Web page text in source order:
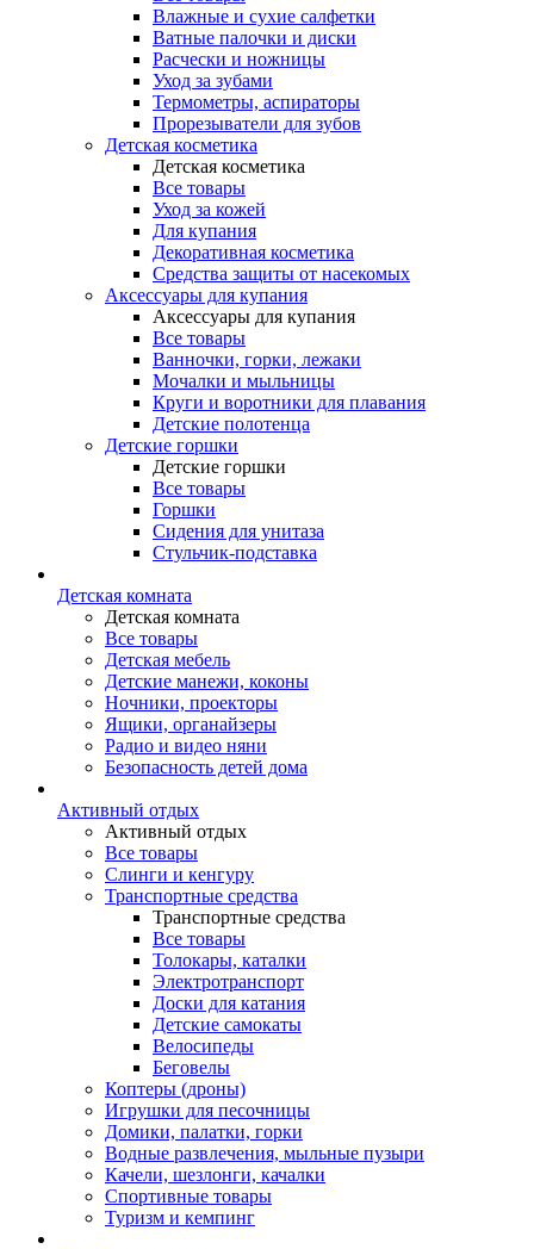
Влажные и сухие салфетки
Ватные палочки и диски
Расчески и ножницы
Уход за зубами
Термометры, аспираторы
Прорезыватели для зубов
Детская косметика
Детская косметика
Все товары
Уход за кожей
Для купания
Декоративная косметика
Средства защиты от насекомых
Аксессуары для купания
Аксессуары для купания
Все товары
Ванночки, горки, лежаки
Мочалки и мыльницы
Круги и воротники для плавания
Детские полотенца
Детские горшки
Детские горшки
Все товары
Горшки
Сидения для унитаза
Стульчик-подставка
Детская комната
Детская комната
Все товары
Детская мебель
Детские манежи, коконы
Ночники, проекторы
Ящики, органайзеры
Радио и видео няни
Безопасность детей дома
Активный отдых
Активный отдых
Все товары
Слинги и кенгуру
Транспортные средства
Транспортные средства
Все товары
Толокары, каталки
Электротранспорт
Доски для катания
Детские самокаты
Велосипеды
Беговелы
Коптеры (дроны)
Игрушки для песочницы
Домики, палатки, горки
Водные развлечения, мыльные пузыри
Качели, шезлонги, качалки
Спортивные товары
Туризм и кемпинг